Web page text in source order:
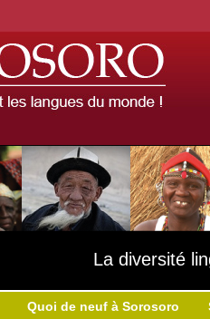
La diversité
Quoi de neuf à Sorosoro